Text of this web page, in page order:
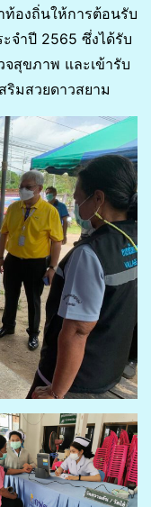
ท้องถิ่นให้การต้อนรับ
จำปี​ 2565​ ซึ่งได้รับ
สุขภาพ​ และเข้ารับ
ริมสวยดาวสยาม